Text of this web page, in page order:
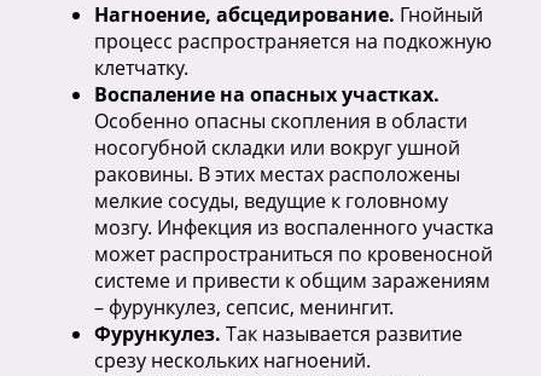
Нагноение, абсцедирование. Гнойный
процесс распространяется на подкожную
клетчатку.
Воспаление на опасных участках.
Особенно опасны скопления в области
носогубной складки или вокруг ушной
раковины. В этих местах расположены
мелкие сосуды, ведущие к головному
мозгу. Инфекция из воспаленного участка
может распространиться по кровеносной
системе и привести к общим заражениям
– фурункулез, сепсис, менингит.
Фурункулез. Так называется развитие
срезу нескольких нагноений.